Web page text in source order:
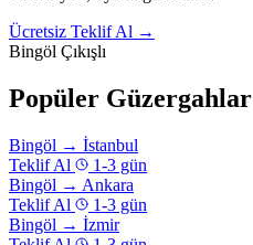
Ücretsiz Teklif Al →
Bingöl Çıkışlı
Popüler Güzergahlar
Bingöl → İstanbul
Teklif Al
1-3 gün
Bingöl → Ankara
Teklif Al
1-3 gün
Bingöl → İzmir